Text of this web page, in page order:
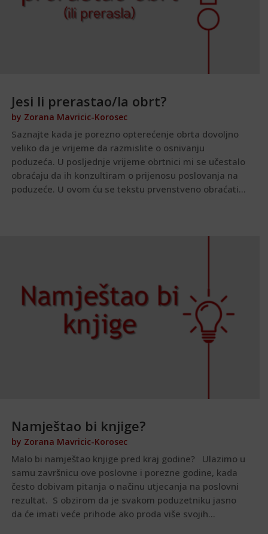
Jesi li prerastao/la obrt?
by Zorana Mavricic-Korosec
Saznajte kada je porezno opterećenje obrta dovoljno
veliko da je vrijeme da razmislite o osnivanju
poduzeća. U posljednje vrijeme obrtnici mi se učestalo
obraćaju da ih konzultiram o prijenosu poslovanja na
poduzeće. U ovom ću se tekstu prvenstveno obraćati...
Namještao bi knjige?
by Zorana Mavricic-Korosec
Malo bi namještao knjige pred kraj godine? Ulazimo u
samu završnicu ove poslovne i porezne godine, kada
često dobivam pitanja o načinu utjecanja na poslovni
rezultat. S obzirom da je svakom poduzetniku jasno
da će imati veće prihode ako proda više svojih...